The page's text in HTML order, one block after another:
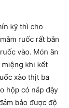
kỹ thì cho
ruốc rất bắn
vào. Món ăn
miệng khi kết
xào thịt ba
hộp có nắp đậy
bảo được độ